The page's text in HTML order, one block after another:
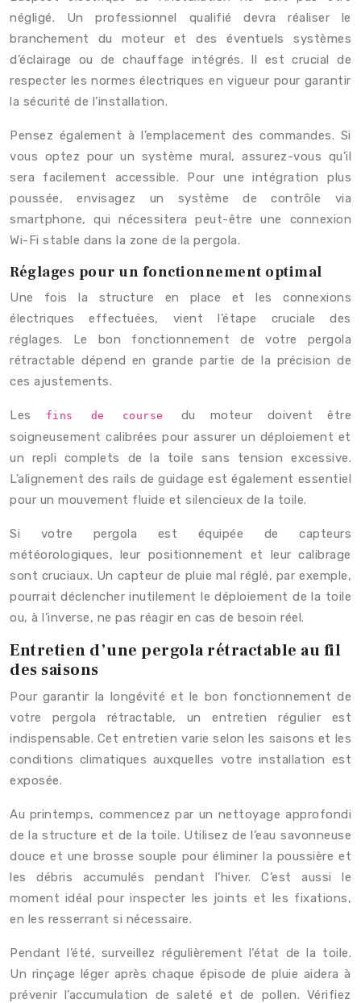
négligé. Un professionnel qualifié devra réaliser le
branchement du moteur et des éventuels systèmes
d’éclairage ou de chauffage intégrés. Il est crucial de
respecter les normes électriques en vigueur pour garantir
la sécurité de l’installation.
Pensez également à l’emplacement des commandes. Si
vous optez pour un système mural, assurez-vous qu’il
sera facilement accessible. Pour une intégration plus
poussée, envisagez un système de contrôle via
smartphone, qui nécessitera peut-être une connexion
Wi-Fi stable dans la zone de la pergola.
Réglages pour un fonctionnement optimal
Une fois la structure en place et les connexions
électriques effectuées, vient l’étape cruciale des
réglages. Le bon fonctionnement de votre pergola
rétractable dépend en grande partie de la précision de
ces ajustements.
Les fins de course du moteur doivent être
soigneusement calibrées pour assurer un déploiement et
un repli complets de la toile sans tension excessive.
L’alignement des rails de guidage est également essentiel
pour un mouvement fluide et silencieux de la toile.
Si votre pergola est équipée de capteurs
météorologiques, leur positionnement et leur calibrage
sont cruciaux. Un capteur de pluie mal réglé, par exemple,
pourrait déclencher inutilement le déploiement de la toile
ou, à l’inverse, ne pas réagir en cas de besoin réel.
Entretien d’une pergola rétractable au fil
des saisons
Pour garantir la longévité et le bon fonctionnement de
votre pergola rétractable, un entretien régulier est
indispensable. Cet entretien varie selon les saisons et les
conditions climatiques auxquelles votre installation est
exposée.
Au printemps, commencez par un nettoyage approfondi
de la structure et de la toile. Utilisez de l’eau savonneuse
douce et une brosse souple pour éliminer la poussière et
les débris accumulés pendant l’hiver. C’est aussi le
moment idéal pour inspecter les joints et les fixations,
en les resserrant si nécessaire.
Pendant l’été, surveillez régulièrement l’état de la toile.
Un rinçage léger après chaque épisode de pluie aidera à
prévenir l’accumulation de saleté et de pollen. Vérifiez